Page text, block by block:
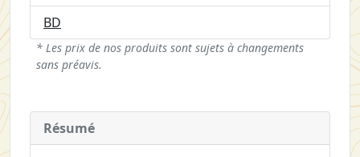
BD
* Les prix de nos produits sont sujets à changements
sans préavis.
Résumé